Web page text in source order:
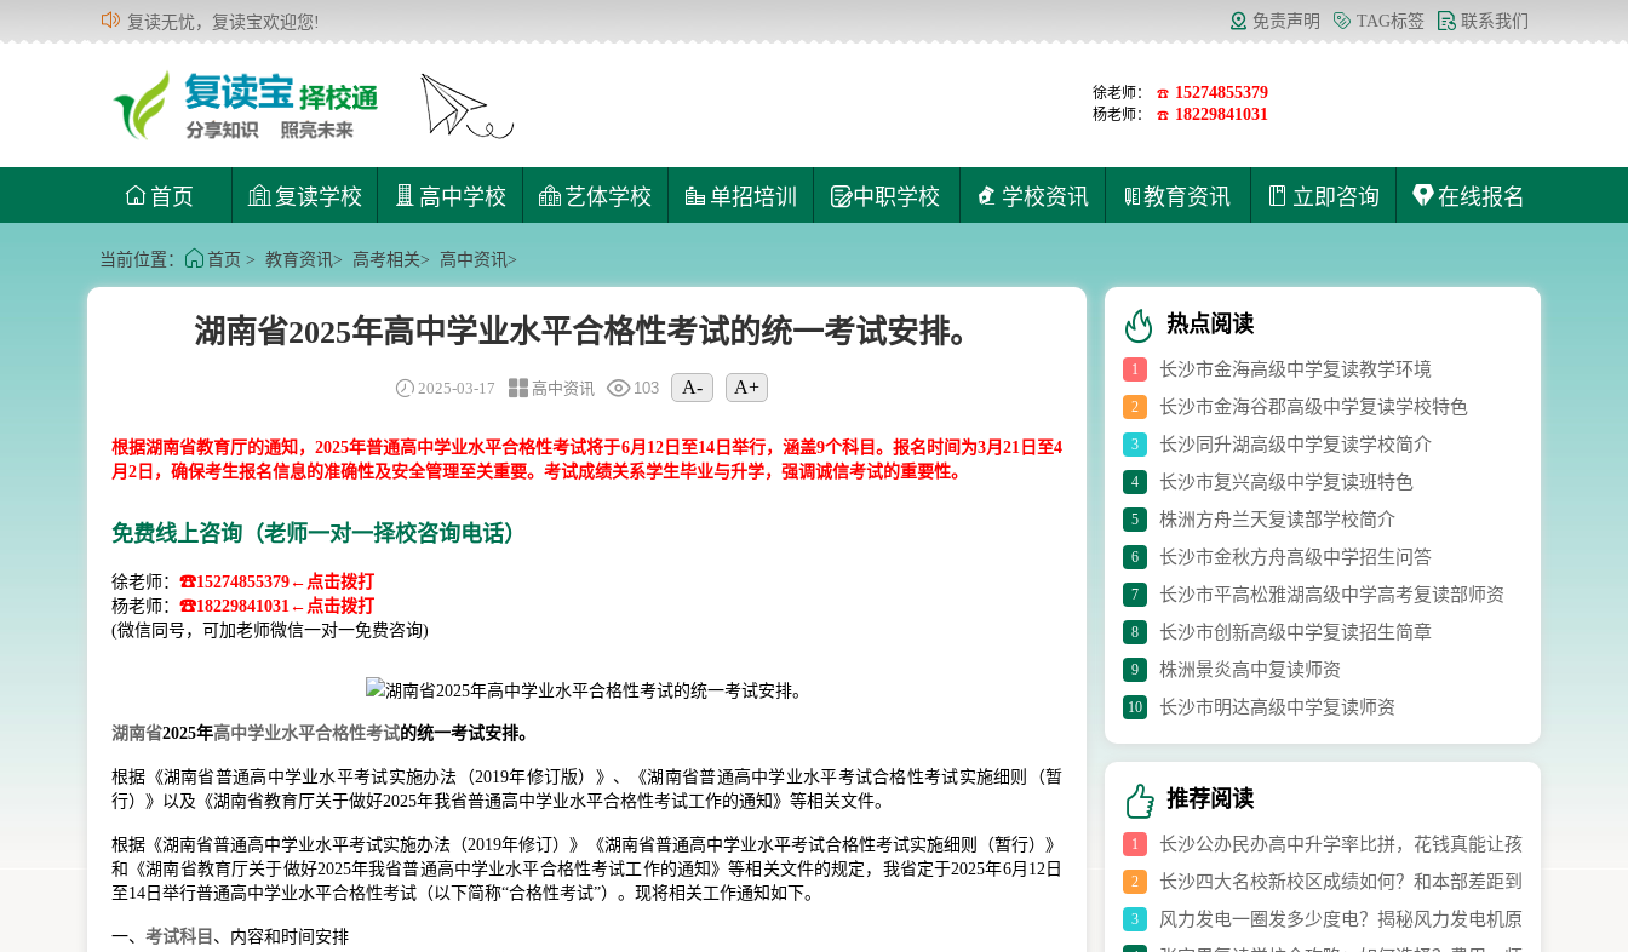
复读无忧，复读宝欢迎您!
徐老师： ☎ 15274855379
杨老师： ☎ 18229841031
首页 复读学校 高中学校 艺体学校 单招培训 中职学校 学校资讯 教育资讯 立即咨询 在线报名
免责声明 TAG标签 联系我们
当前位置： 首页 > 教育资讯> 高考相关> 高中资讯>
湖南省2025年高中学业水平合格性考试的统一考试安排。
2025-03-17 高中资讯 103 A- A+
根据湖南省教育厅的通知，2025年普通高中学业水平合格性考试将于6月12日至14日举行，涵盖9个科目。报名时间为3月21日至4
月2日，确保考生报名信息的准确性及安全管理至关重要。考试成绩关系学生毕业与升学，强调诚信考试的重要性。
免费线上咨询（老师一对一择校咨询电话）
徐老师： ☎15274855379←点击拨打
杨老师： ☎18229841031←点击拨打
(微信同号，可加老师微信一对一免费咨询)
湖南省2025年高中学业水平合格性考试的统一考试安排。
根据《湖南省普通高中学业水平考试实施办法（2019年修订版）》、《湖南省普通高中学业水平考试合格性考试实施细则（暂
行）》以及《湖南省教育厅关于做好2025年我省普通高中学业水平合格性考试工作的通知》等相关文件。
根据《湖南省普通高中学业水平考试实施办法（2019年修订）》《湖南省普通高中学业水平考试合格性考试实施细则（暂行）》
和《湖南省教育厅关于做好2025年我省普通高中学业水平合格性考试工作的通知》等相关文件的规定，我省定于2025年6月12日
至14日举行普通高中学业水平合格性考试（以下简称“合格性考试”）。现将相关工作通知如下。
一、 考试科目 、内容和时间安排
热点阅读
1 长沙市金海高级中学复读教学环境
2 长沙市金海谷郡高级中学复读学校特色
3 长沙同升湖高级中学复读学校简介
4 长沙市复兴高级中学复读班特色
5 株洲方舟兰天复读部学校简介
6 长沙市金秋方舟高级中学招生问答
7 长沙市平高松雅湖高级中学高考复读部师资
8 长沙市创新高级中学复读招生简章
9 株洲景炎高中复读师资
10 长沙市明达高级中学复读师资
推荐阅读
1
长沙公办民办高中升学率比拼，花钱真能让孩
子高考更出彩？
2
长沙四大名校新校区成绩如何？和本部差距到
底大不大？
3
风力发电一圈发多少度电？揭秘风力发电机原